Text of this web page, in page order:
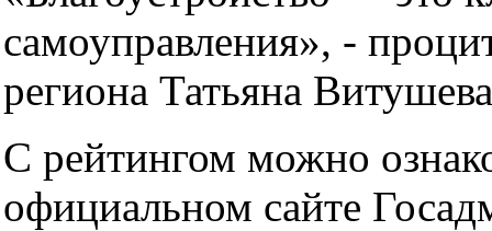
самоуправления», -
региона Татьяна
С рейтингом можно
официальном сайте